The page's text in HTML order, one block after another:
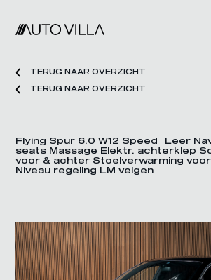
TERUG NAAR OVERZICHT
TERUG NAAR OVERZICHT
Flying Spur 6.0 W12 Speed Leer
seats Massage Elektr. achterklep
voor & achter Stoelverwarming
Niveau regeling LM velgen